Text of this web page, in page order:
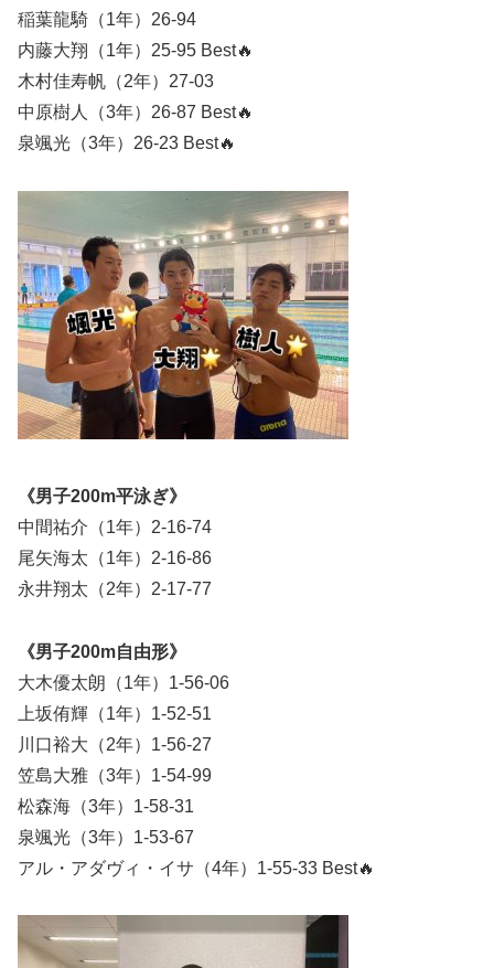
稲葉龍騎（1年）26-94
内藤大翔（1年）25-95 Best🔥
木村佳寿帆（2年）27-03
中原樹人（3年）26-87 Best🔥
泉颯光（3年）26-23 Best🔥
《男子200m平泳ぎ》
中間祐介（1年）2-16-74
尾矢海太（1年）2-16-86
永井翔太（2年）2-17-77
《男子200m自由形》
大木優太朗（1年）1-56-06
上坂侑輝（1年）1-52-51
川口裕大（2年）1-56-27
笠島大雅（3年）1-54-99
松森海（3年）1-58-31
泉颯光（3年）1-53-67
アル・アダヴィ・イサ（4年）1-55-33 Best🔥